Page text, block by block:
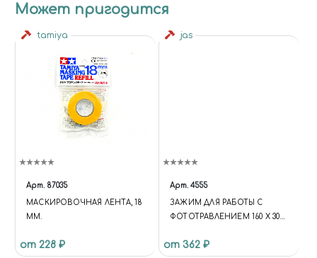
Может пригодится
tamiya
Арт. 87035
МАСКИРОВОЧНАЯ ЛЕНТА, 18
ММ.
от 228 ₽
jas
Арт. 4555
ЗАЖИМ ДЛЯ РАБОТЫ С
ФОТОТРАВЛЕНИЕМ 160 Х 30
от 362 ₽